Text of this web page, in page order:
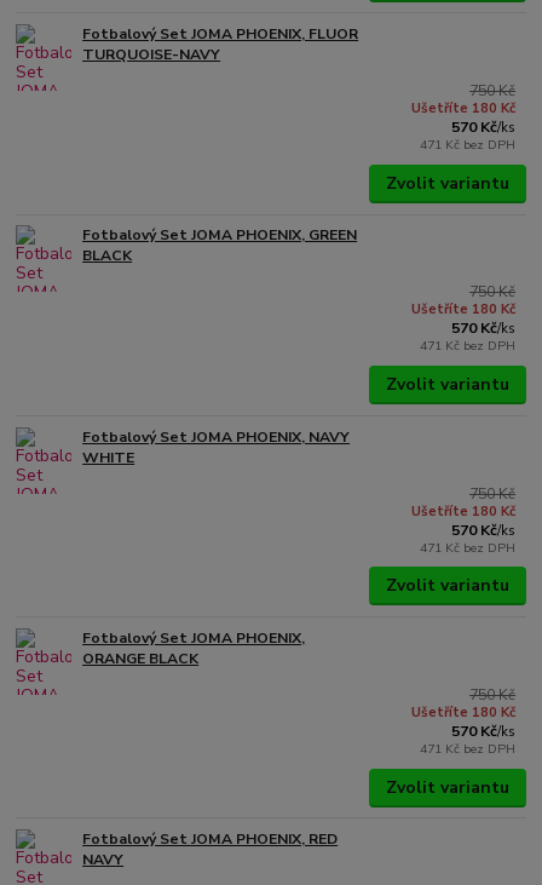
Fotbalový Set JOMA PHOENIX, FLUOR
TURQUOISE-NAVY
750 Kč
Ušetříte 180 Kč
570 Kč/ks
471 Kč bez DPH
Zvolit variantu
Fotbalový Set JOMA PHOENIX, GREEN
BLACK
750 Kč
Ušetříte 180 Kč
570 Kč/ks
471 Kč bez DPH
Zvolit variantu
Fotbalový Set JOMA PHOENIX, NAVY
WHITE
750 Kč
Ušetříte 180 Kč
570 Kč/ks
471 Kč bez DPH
Zvolit variantu
Fotbalový Set JOMA PHOENIX,
ORANGE BLACK
750 Kč
Ušetříte 180 Kč
570 Kč/ks
471 Kč bez DPH
Zvolit variantu
Fotbalový Set JOMA PHOENIX, RED
NAVY